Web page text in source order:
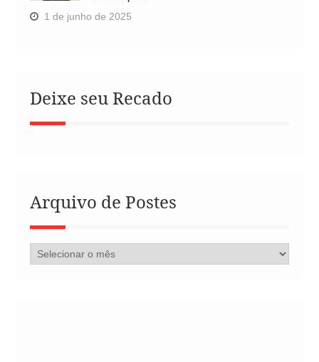
1 de junho de 2025
Deixe seu Recado
Arquivo de Postes
Arquivo
de